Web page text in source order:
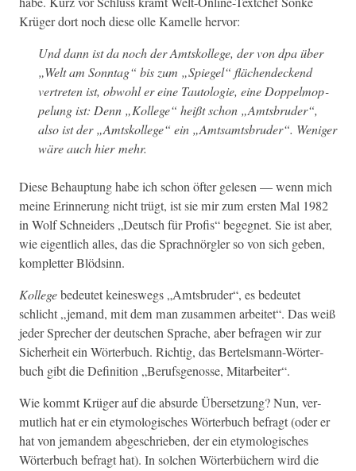
Krüger dort noch diese olle Kamelle hervor:
Und dann ist da noch derAmt­skol­lege, der von dpa über
„Welt am Son­ntag“ bis zum „Spiegel“ flächen­deck­end
vertreten ist, obwohl er eine Tau­tolo­gie, eine Dop­pel­mop­
pelung ist: Denn „Kol­lege“ heißt schon „Amts­brud­er“,
also ist der „Amt­skol­lege“ ein „Amt­samts­brud­er“. Weniger
wäre auch hier mehr.
Diese Behaup­tung habe ich schon öfter gele­sen — wenn mich
meine Erin­nerung nicht trügt, ist sie mir zum ersten Mal 1982
in Wolf Schnei­ders „Deutsch für Profis“ begeg­net. Sie ist aber,
wie eigentlich alles, das die Sprach­nör­gler so von sich geben,
kom­plet­ter Blödsinn.
Kol­legebedeutet keineswegs „Amts­brud­er“, es bedeutet
schlicht „jemand, mit dem man zusam­men arbeit­et“. Das weiß
jed­er Sprech­er der deutschen Sprache, aber befra­gen wir zur
Sicher­heit ein Wörter­buch. Richtig, das Ber­tels­mann-Wörter­
buch gibt die Def­i­n­i­tion „Beruf­sgenosse, Mitarbeiter“.
Wie kommt Krüger auf die absurde Über­set­zung? Nun, ver­
mut­lich hat er ein ety­mol­o­gis­ches Wörter­buch befragt (oder er
hat von jeman­dem abgeschrieben, der ein ety­mol­o­gis­ches
Wörter­buch befragt hat). In solchen Wörter­büch­ern wird die